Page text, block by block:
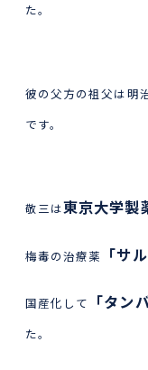
た。
彼の父方の祖父は明
です。
敬三は東京大学製
梅毒の治療薬 「サ
国産化して 「タン
た。